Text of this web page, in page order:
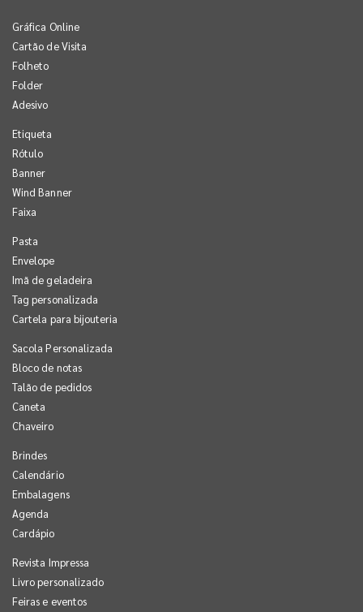
Gráfica Online
Cartão de Visita
Folheto
Folder
Adesivo
Etiqueta
Rótulo
Banner
Wind Banner
Faixa
Pasta
Envelope
Imã de geladeira
Tag personalizada
Cartela para bijouteria
Sacola Personalizada
Bloco de notas
Talão de pedidos
Caneta
Chaveiro
Brindes
Calendário
Embalagens
Agenda
Cardápio
Revista Impressa
Livro personalizado
Feiras e eventos